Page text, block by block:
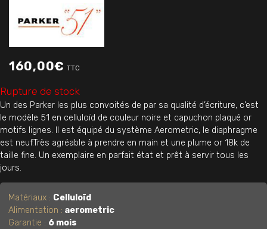
160,00€ TTC
Rupture de stock
Un des Parker les plus convoités de par sa qualité d’écriture, c’est
le modèle 51 en celluloïd de couleur noire et capuchon plaqué or
motifs lignes. Il est équipé du système Aerometric, le diaphragme
est neuf.Très agréable à prendre en main et une plume or 18k de
taille fine. Un exemplaire en parfait état et prêt à servir tous les
jours.
Matériaux : Celluloïd
Alimentation : aerometric
Garantie : 6 mois